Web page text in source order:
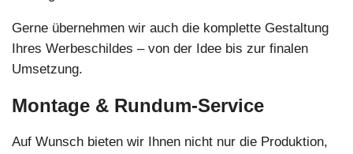
Gerne übernehmen wir auch die komplette Gestaltung
Ihres Werbeschildes – von der Idee bis zur finalen
Umsetzung.
Montage & Rundum-Service
Auf Wunsch bieten wir Ihnen nicht nur die Produktion,